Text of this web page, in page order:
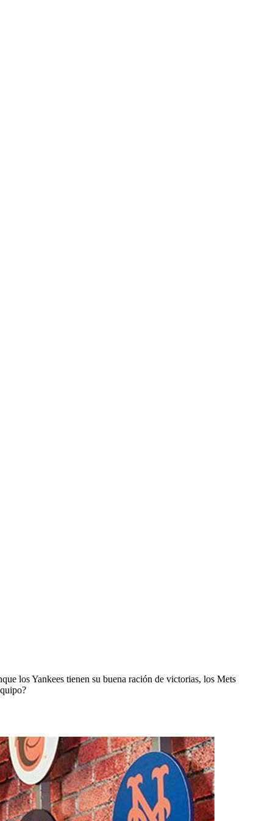
los Yankees tienen su buena ración de victorias, los Mets